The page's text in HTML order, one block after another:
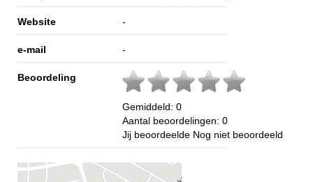
Website -
e-mail -
Beoordeling
Gemiddeld: 0
Aantal beoordelingen: 0
Jij beoordeelde Nog niet beoordeeld